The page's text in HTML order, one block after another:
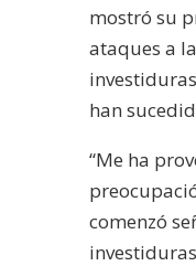
mostró su
ataques a
han
“Me ha
comenzó